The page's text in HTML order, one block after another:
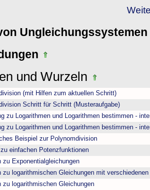
Ungleichungssystemen
und Wurzeln
(mit Hilfen zum aktuellen Schritt)
Schritt für Schritt (Musteraufgabe)
zu Logarithmen und Logarithmen bestimmen -
zu Logarithmen und Logarithmen bestimmen -
Beispiel zur Polynomdivision
zu einfachen Potenzfunktionen
zu Exponentialgleichungen
zu logarithmischen Gleichungen mit verschiedenen
zu logarithmischen Gleichungen